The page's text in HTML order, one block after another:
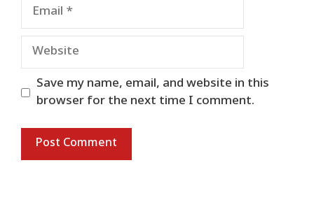
Email
Website
Save my name, email, and website in this
browser for the next time I comment.